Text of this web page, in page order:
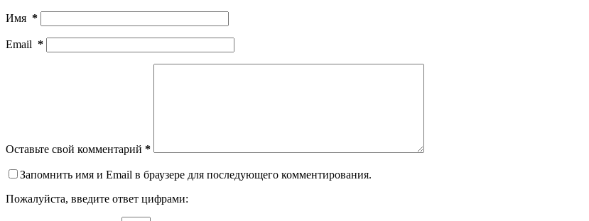
Имя *
Email *
Оставьте свой комментарий *
Запомнить имя и Email в браузере для последующего комментирования.
Пожалуйста, введите ответ цифрами: